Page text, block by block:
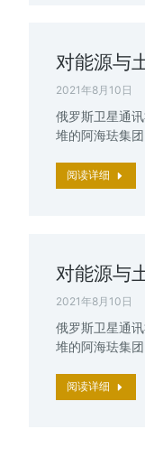
对能源与
2021年8月10日
俄罗斯卫星通
堆的阿海珐集
阅读详细
对能源与
2021年8月10日
俄罗斯卫星通
堆的阿海珐集
阅读详细